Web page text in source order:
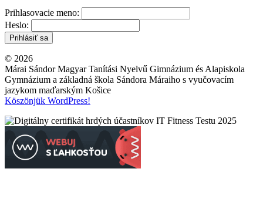
Prihlasovacie meno:
Heslo:
© 2026
Márai Sándor Magyar Tanítási Nyelvű Gimnázium és Alapiskola
Gymnázium a základná škola Sándora Máraiho s vyučovacím
jazykom maďarským Košice
Köszönjük WordPress!